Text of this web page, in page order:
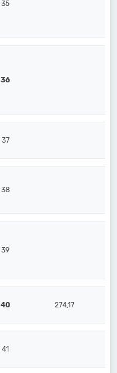
35
36
37
38
39
40 274,17
41